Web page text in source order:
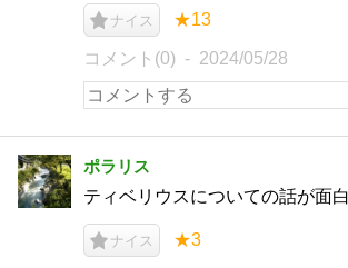
ナイス ★13
コメント(0) 2024/05/28
ポラリス
ティベリウスについての話が面白
ナイス ★3